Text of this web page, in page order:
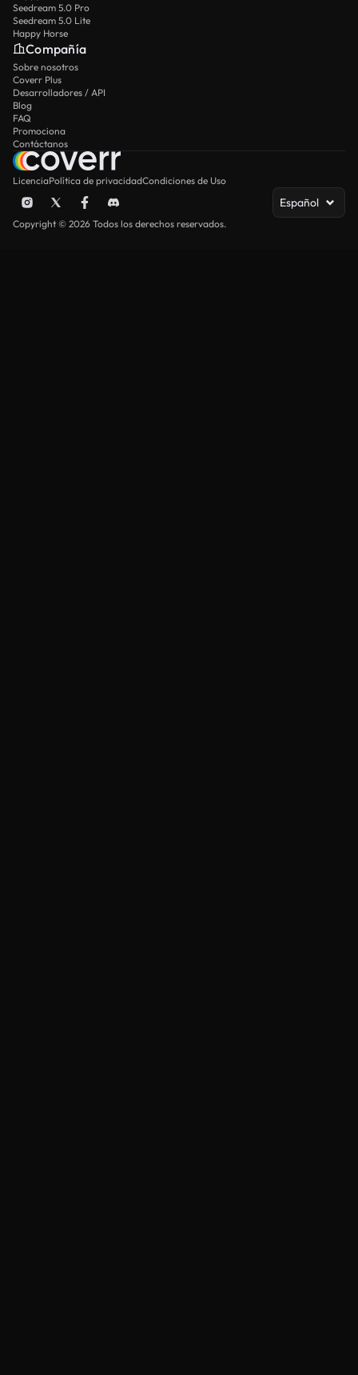
Seedream 5.0 Pro
Seedream 5.0 Lite
Happy Horse
Compañía
Sobre nosotros
Coverr Plus
Desarrolladores / API
Blog
FAQ
Promociona
Contáctanos
LicenciaPolítica de privacidadCondiciones de Uso
Español
Copyright © 2026 Todos los derechos reservados.